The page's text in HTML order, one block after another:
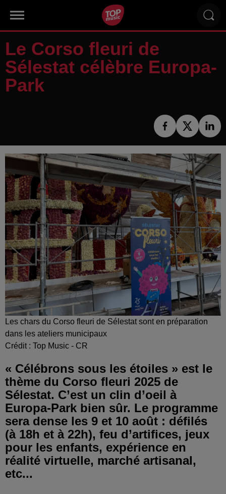
Le Corso fleuri de
Sélestat célèbre Europa-
Park
Les chars du Corso fleuri de Sélestat sont en préparation
dans les ateliers municipaux
Crédit : Top Music - CR
« Célébrons sous les étoiles » est le
thème du Corso fleuri 2025 de
Sélestat. C’est un clin d’oeil à
Europa-Park bien sûr. Le programme
sera dense les 9 et 10 août : défilés
(à 18h et à 22h), feu d’artifices, jeux
pour les enfants, expérience en
réalité virtuelle, marché artisanal,
etc...